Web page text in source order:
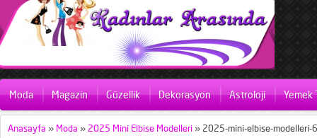
Moda Magazin Güzellik Dekorasyon Astroloji Yemek
Anasayfa » Moda » 2025 Mini Elbise Modelleri » 2025-mini-elbise-modelleri-6